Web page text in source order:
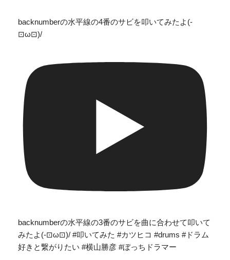
backnumberの水平線の4番のサビを叩いてみたよ(-
⊡ω⊡)/
backnumberの水平線の3番のサビを曲に合わせて叩いて
みたよ(-⊡ω⊡)/ #叩いてみた #カツヒコ #drums #ドラム
好きと繋がりたい #横山勝彦 #ぼっちドラマー